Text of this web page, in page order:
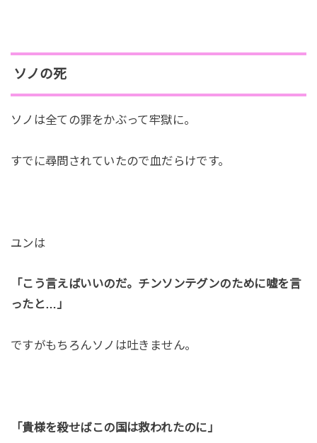
ソノの死
ソノは全ての罪をかぶって牢獄に。
すでに尋問されていたので血だらけです。
ユンは
「こう言えばいいのだ。チンソンテグンのために嘘を言
ったと…」
ですがもちろんソノは吐きません。
「貴様を殺せばこの国は救われたのに」